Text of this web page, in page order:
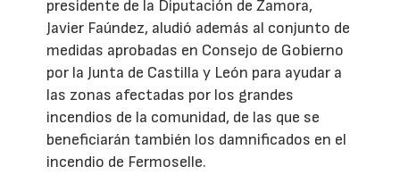
presidente de la Diputación de Zamora,
Javier Faúndez, aludió además al conjunto de
medidas aprobadas en Consejo de Gobierno
por la Junta de Castilla y León para ayudar a
las zonas afectadas por los grandes
incendios de la comunidad, de las que se
beneficiarán también los damnificados en el
incendio de Fermoselle.